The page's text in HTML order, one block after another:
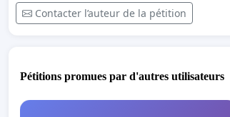
Contacter l’auteur de la pétition
Pétitions promues par d'autres utilisateurs